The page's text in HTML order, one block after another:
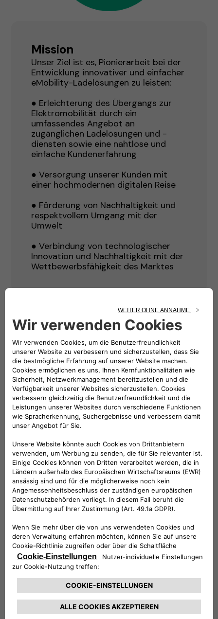
Mission
Unser Ziel ist es, Pionierarbeit bei der
Entwicklung innovativer und einfacher
eMobility-Ladelösungen zu leisten:
● Erleichterung des Übergangs zur
Elektromobilität durch ein
umfassendes Angebot an
zugänglichen Ladelösungen und -
diensten sowie eine nahtlose und
einfache Kundenerfahrung
● Versorgung unserer Kunden mit
einer hochmodernen digitalen Reise
● Förderung von Nachhaltigkeit und
respektvollem Umgang mit der
Umwelt
● Verbindung von technologischer
Innovation und Nachhaltigkeit mit der
Wettbewerbsfähigkeit des Marktes
Vision
Wir wollen eine nachhaltigere Welt
schaffen, indem wir innovative
Lösungen und Dienstleistungen
anbieten, die die Bedürfnisse unserer
modernes, einfaches und intuitives
Erlebnis der Elektromobilität
garantieren.